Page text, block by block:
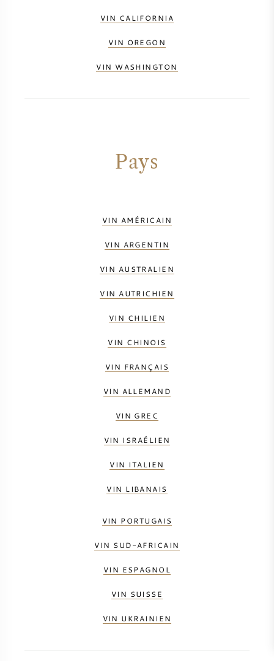
VIN CALIFORNIA
VIN OREGON
VIN WASHINGTON
Pays
VIN AMÉRICAIN
VIN ARGENTIN
VIN AUSTRALIEN
VIN AUTRICHIEN
VIN CHILIEN
VIN CHINOIS
VIN FRANÇAIS
VIN ALLEMAND
VIN GREC
VIN ISRAÉLIEN
VIN ITALIEN
VIN LIBANAIS
VIN PORTUGAIS
VIN SUD-AFRICAIN
VIN ESPAGNOL
VIN SUISSE
VIN UKRAINIEN